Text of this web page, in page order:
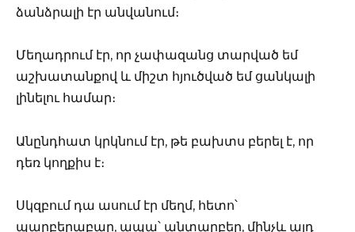
ձանձրալի էր անվանում։
Մեղադրում էր, որ չափազանց տարված եմ
աշխատանքով և միշտ հյուծված եմ ցանկալի
լինելու համար։
Անընդհատ կրկնում էր, թե բախտս բերել է, որ
դեռ կողքիս է։
Սկզբում դա ասում էր մեղմ, հետո՝
պարբերաբար, ապա՝ անտարբեր, մինչև այդ